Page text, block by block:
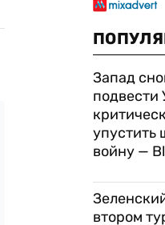
Запад
подвести
упустить
войну —
втором